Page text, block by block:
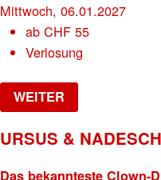
Mittwoch, 06.01.2027
abCHF 55
Verlosung
WEITER
URSUS &
Das bekannteste Clown-